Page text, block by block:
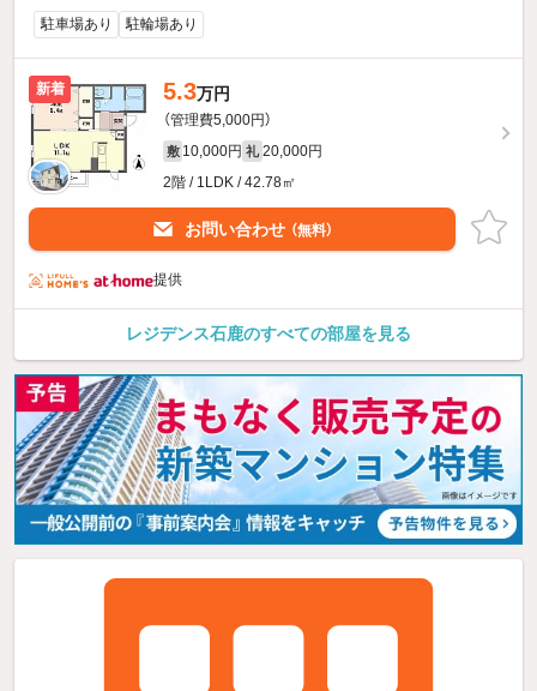
駐車場あり
駐輪場あり
新着 5.3万円
（管理費5,000円）
敷 10,000円 礼 20,000円
2階 / 1LDK / 42.78㎡
お問い合わせ （無料）
提供
レジデンス石鹿のすべての部屋を見る